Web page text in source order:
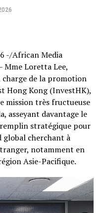
-/African Media
Mme Loretta Lee,
de la promotion
Hong Kong (InvestHK),
mission très fructueuse
asseyant davantage le
stratégique pour
global cherchant à
notamment en
Asie-Pacifique.